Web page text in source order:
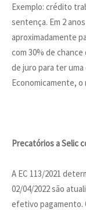
Exemplo: crédito
sentença. Em 2
aproximadamente
com 30% de
de juro para ter uma
Economicamente,
Precatórios a Selic
A EC 113/2021
02/04/2022 são
efetivo pagamento.